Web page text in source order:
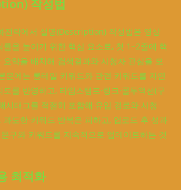
작성법
전략에서 설명(Description) 작성법은 영상
률을 높이기 위한 핵심 요소로, 첫 1~2줄에 핵
요약을 배치해 검색결과와 시청자 관심을 모
문에는 롱테일 키워드와 관련 키워드를 자연
를 반영하고, 타임스탬프·링크·콜투액션(구
시태그를 적절히 포함해 유입 경로와 시청
과도한 키워드 반복은 피하고, 업로드 후 성과
구와 키워드를 지속적으로 업데이트하는 것
최적화